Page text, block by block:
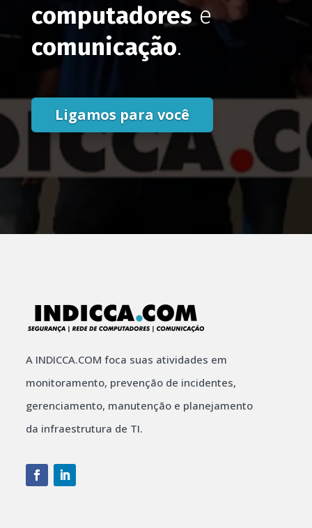
computadorese
comunicação.
Ligamos para você
A INDICCA.COM foca suas atividades em
monitoramento, prevenção de incidentes,
gerenciamento, manutenção e planejamento
da infraestrutura de TI.